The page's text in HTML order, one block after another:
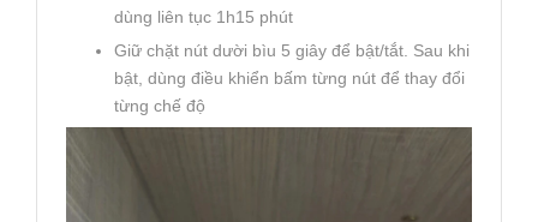
dùng liên tục 1h15 phút
Giữ chặt nút dười bìu 5 giây để bật/tắt. Sau khi
bật, dùng điều khiển bấm từng nút để thay đổi
từng chế độ